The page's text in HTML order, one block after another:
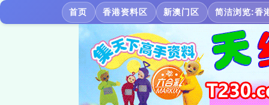
首页 香港资料区 新澳门区 简洁浏览:香